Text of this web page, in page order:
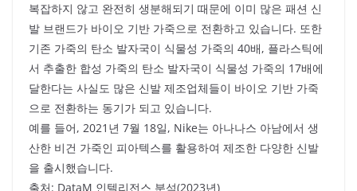
복잡하지 않고 완전히 생분해되기 때문에 이미 많은 패션 신
발 브랜드가 바이오 기반 가죽으로 전환하고 있습니다. 또한
기존 가죽의 탄소 발자국이 식물성 가죽의 40배, 플라스틱에
서 추출한 합성 가죽의 탄소 발자국이 식물성 가죽의 17배에
달한다는 사실도 많은 신발 제조업체들이 바이오 기반 가죽
으로 전환하는 동기가 되고 있습니다.
예를 들어, 2021년 7월 18일, Nike는 아나나스 아남에서 생
산한 비건 가죽인 피아텍스를 활용하여 제조한 다양한 신발
을 출시했습니다.
출처: DataM 인텔리전스 분석(2023년)